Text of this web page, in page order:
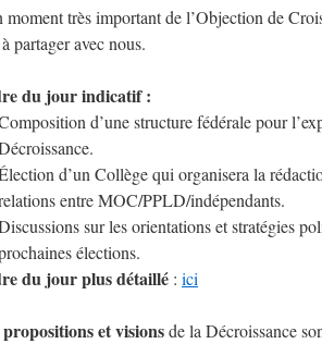
moment très important de l’Objection de
partager avec nous.
du jour indicatif :
d’une structure fédérale pour
d’un Collège qui organisera la
entre MOC/PPLD/indépendants.
sur les orientations et stratégies
élections.
du jour plus détaillé : ici
et visionsde la Décroissance